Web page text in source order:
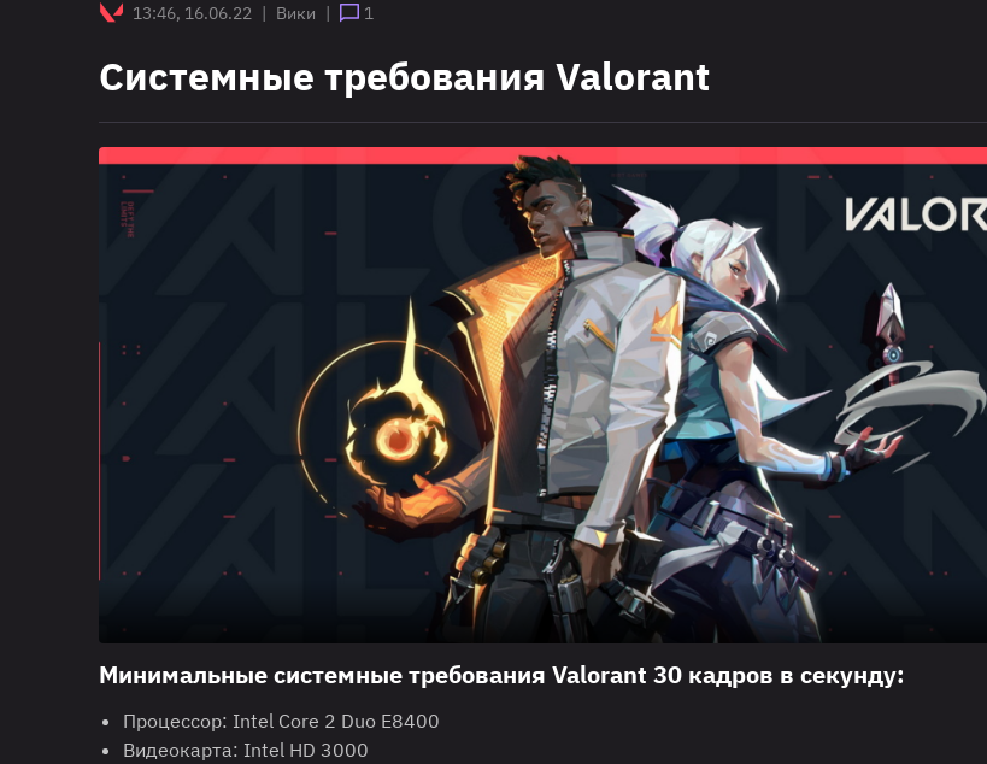
13:46, 16.06.22 | Вики | 1
Системные требования Valorant
Минимальные системные требования Valorant 30 кадров в секунду:
Процессор: Intel Core 2 Duo E8400
Видеокарта: Intel HD 3000